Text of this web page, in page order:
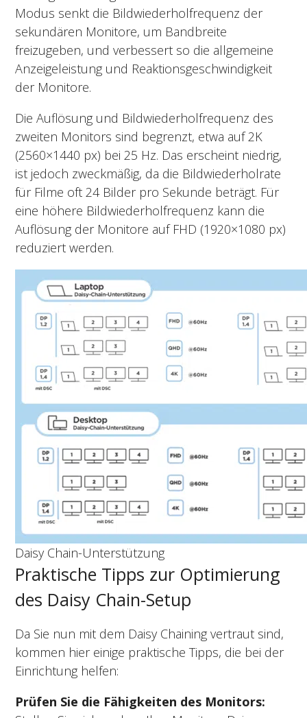
Modus senkt die Bildwiederholfrequenz der
sekundären Monitore, um Bandbreite
freizugeben, und verbessert so die allgemeine
Anzeigeleistung und Reaktionsgeschwindigkeit
der Monitore.
Die Auflösung und Bildwiederholfrequenz des
zweiten Monitors sind begrenzt, etwa auf 2K
(2560×1440 px) bei 25 Hz. Das erscheint niedrig,
ist jedoch zweckmäßig, da die Bildwiederholrate
für Filme oft 24 Bilder pro Sekunde beträgt. Für
eine höhere Bildwiederholfrequenz kann die
Auflösung der Monitore auf FHD (1920×1080 px)
reduziert werden.
Daisy Chain-Unterstützung
Praktische Tipps zur Optimierung
des Daisy Chain-Setup
Da Sie nun mit dem Daisy Chaining vertraut sind,
kommen hier einige praktische Tipps, die bei der
Einrichtung helfen:
Prüfen Sie die Fähigkeiten des Monitors: